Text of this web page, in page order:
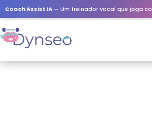
Coach Assist IA — Um treinador vocal que joga com os seus entes queridos